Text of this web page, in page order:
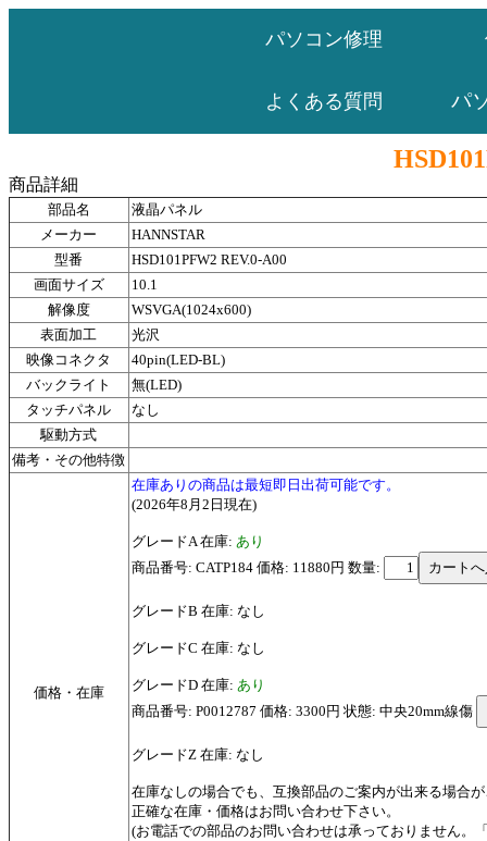
パソコン修理
よくある質問 パ
商品詳細
部品名
液晶パネル
メーカー
HANNSTAR
型番
HSD101PFW2 REV.0-A00
画面サイズ
10.1
解像度
WSVGA(1024x600)
表面加工
光沢
映像コネクタ
40pin(LED-BL)
バックライト
無(LED)
タッチパネル
なし
駆動方式
備考・その他特徴
価格・在庫
在庫ありの商品は最短即日出荷可能です。
(2026年8月2日現在)
グレードA 在庫: あり
商品番号: CATP184 価格: 11880円 数量:
グレードB 在庫: なし
グレードC 在庫: なし
グレードD 在庫: あり
商品番号: P0012787 価格: 3300円 状態: 中央20mm線傷
グレードZ 在庫: なし
在庫なしの場合でも、互換部品のご案内が出来る場合
正確な在庫・価格はお問い合わせ下さい。
(お電話での部品のお問い合わせは承っておりません。